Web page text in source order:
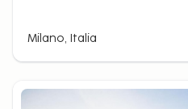
Milano, Italia